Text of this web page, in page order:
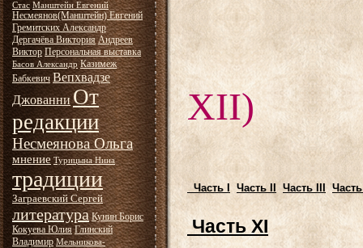
Стас Манштейн Евгений
Несмеянов(Манштейн) Евгений
Гремитских Александр
Дергачёва Виктория Андреев
Виктор Персональная выставка
Басов Александр Казимеж
Бабкевич Вепхвадзе
Джованни От
редакции
Несмеянова Ольга
мнение Турицына Нина
традиции
Заграевский Сергей
литература Кунин Борис
Кокуева Юлия Глинский
Владимир Мельникова-
XII)
Часть I Часть II Часть III
Часть XI